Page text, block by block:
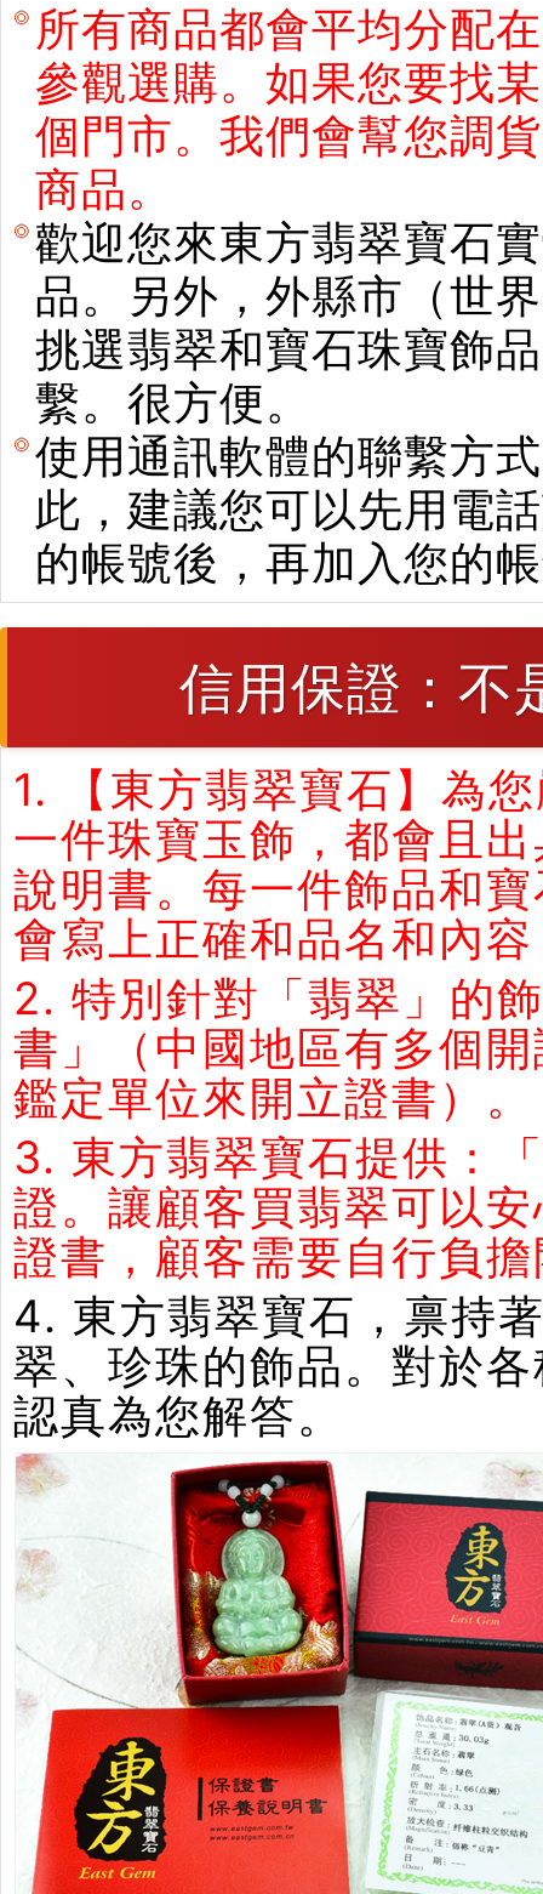
所有商品都會平均分配
參觀選購。如果您要找
個門市。我們會幫您調
商品。
歡迎您來東方翡翠寶石
品。另外，外縣市（世
挑選翡翠和寶石珠寶飾
繫。很方便。
使用通訊軟體的聯繫方
此，建議您可以先用電
的帳號後，再加入您的
信用保證：不
1. 【東方翡翠寶石】為
一件珠寶玉飾，都會且
說明書。每一件飾品和
會寫上正確和品名和內
2. 特別針對「翡翠」的
書」（中國地區有多個
鑑定單位來開立證書）。
3. 東方翡翠寶石提供：
證。讓顧客買翡翠可以
證書，顧客需要自行負
4. 東方翡翠寶石，禀持
翠、珍珠的飾品。對於
認真為您解答。